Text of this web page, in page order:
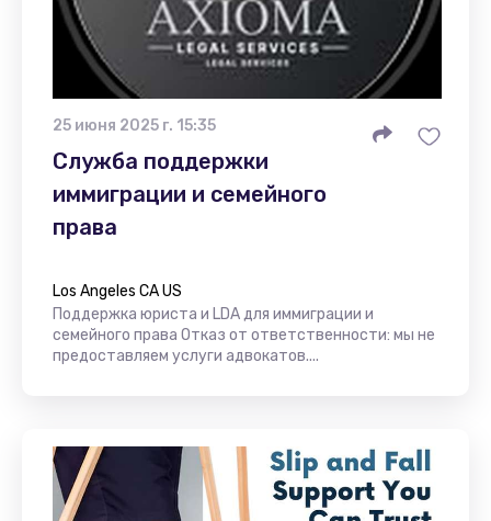
25 июня 2025 г. 15:35
Служба поддержки
иммиграции и семейного
права
Los Angeles CA US
Поддержка юриста и LDA для иммиграции и
семейного права Отказ от ответственности: мы не
предоставляем услуги адвокатов....